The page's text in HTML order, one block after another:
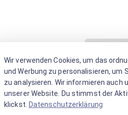
Wir verwenden Cookies, um das
und Werbung zu personalisieren,
zu analysieren. Wir informieren auch
unserer Website. Du stimmst der
klickst. Datenschutzerklärung